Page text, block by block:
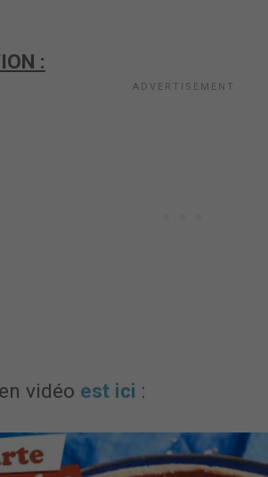
:
vidéo est ici :